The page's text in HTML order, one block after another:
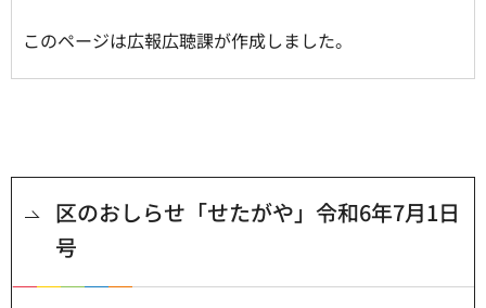
このページは広報広聴課が作成しました。
区のおしらせ「せたがや」令和6年7月1日
号